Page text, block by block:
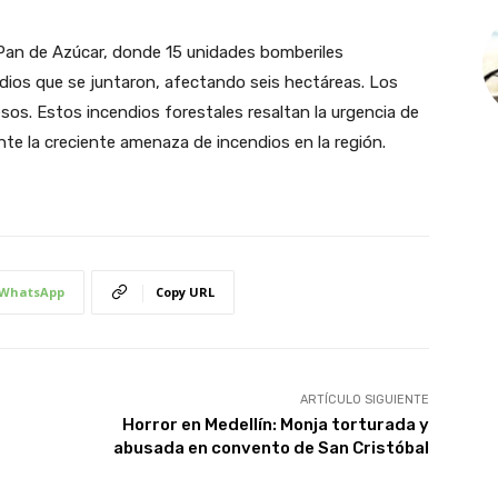
de Azúcar, donde 15 unidades bomberiles
que se juntaron, afectando seis hectáreas. Los
Estos incendios forestales resaltan la urgencia de
la creciente amenaza de incendios en la región.
Copy URL
ARTÍCULO SIGUIENTE
Horror en Medellín: Monja torturada y
abusada en convento de San Cristóbal